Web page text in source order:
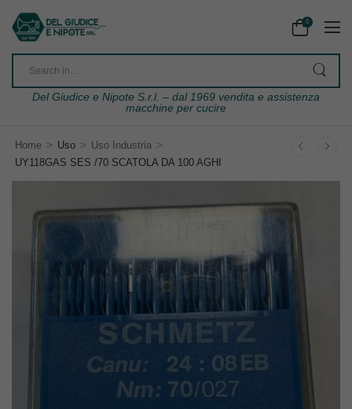
0
Del Giudice e Nipote S.r.l. – dal 1969 vendita e assistenza
macchine per cucire
Home > Uso > Uso Industria >
UY118GAS SES /70 SCATOLA DA 100 AGHI